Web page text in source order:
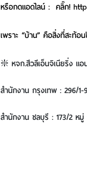
หรือกดแอดไลน์ : คลิ๊ก!
เพราะ “บ้าน” คือสิ่งที่สะท้อ
❇️ หจก.สีวลีเอ็นจิเนียริ่ง แ
สำนักงาน กรุงเทพ : 296/
สำนักงาน ชลบุรี : 173/2 หมู่